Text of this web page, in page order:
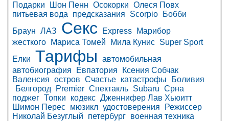
Подарки Шон Пенн Осокорки Олеся Повх
питьевая вода
предсказания Scorpio
Бобби
Браун ЛАЗ Секс Express
Марибор
жесткого
Мариса Томей Мила Кунис Super Sport
Елки Тарифы
автомобильная
автобиография
Евпатория
Ксения Собчак
Валенсия остров Счастье катастрофы
Боливия
Белгород
Premier Спектакль Subaru Срна
поджег Топки кодекс Дженнифер Лав Хьюитт
Шимон Перес мюзикл удостоверения
Режиссер
Николай Безуглый
петербург военная техника